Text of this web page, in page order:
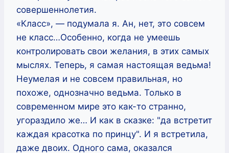
совершеннолетия.
«Класс», — подумала я. Ан, нет, это совсем
не класс…Особенно, когда не умеешь
контролировать свои желания, в этих самых
мыслях. Теперь, я самая настоящая ведьма!
Неумелая и не совсем правильная, но
похоже, однозначно ведьма. Только в
современном мире это как-то странно,
угораздило же… И как в сказке: "да встретит
каждая красотка по принцу". И я встретила,
даже двоих. Одного сама, оказался